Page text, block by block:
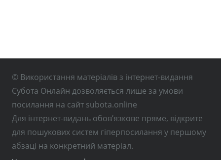
© Використання матеріалів з інтернет-видання
Субота Онлайн дозволяється лише за умови
посилання на сайт subota.online
Для інтернет-видань обов’язкове пряме, відкрите
для пошукових систем гіперпосилання у першому
абзаці на конкретний матеріал.